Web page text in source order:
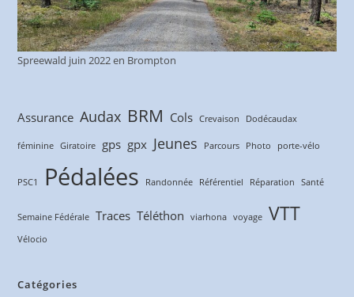
Spreewald juin 2022 en Brompton
Assurance Audax BRM Cols Crevaison Dodécaudax
féminine Giratoire gps gpx Jeunes Parcours Photo porte-vélo
PSC1 Pédalées Randonnée Référentiel Réparation Santé
Semaine Fédérale Traces Téléthon viarhona voyage VTT
Vélocio
Catégories